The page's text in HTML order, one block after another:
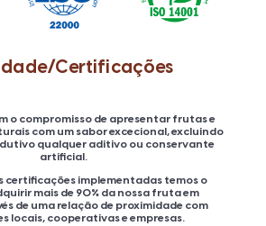
Certificações
o compromisso de apresentar frutas e
com um sabor excecional, excluindo
qualquer aditivo ou conservante
artificial.
certificações implementadas temos o
mais de 90% da nossa fruta em
de uma relação de proximidade com
locais, cooperativas e empresas.